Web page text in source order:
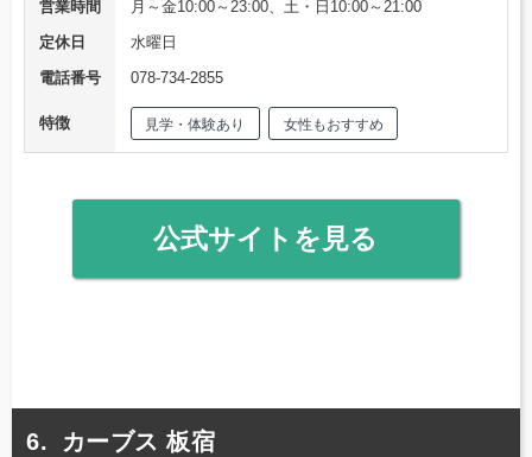
営業時間
月～金10:00～23:00、土・日10:00～21:00
定休日
水曜日
電話番号
078-734-2855
特徴 見学・体験あり 女性もおすすめ
公式サイトを見る
カーブス 板宿